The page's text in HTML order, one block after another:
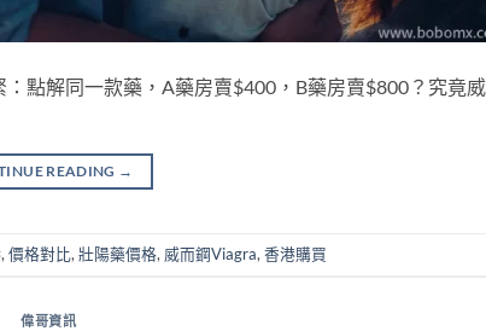
點解同一款藥，A藥房賣$400，B藥房賣$800？究竟
READING →
,價格對比,壯陽藥價格, 威而鋼Viagra,香港購買
偉哥資訊